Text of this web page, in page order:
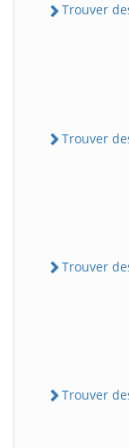
Trouver
Trouver
Trouver
Trouver